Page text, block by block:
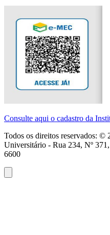
Consulte aqui o cadastro da
Todos os direitos reservados: ©
Universitário - Rua 234, Nº
6600